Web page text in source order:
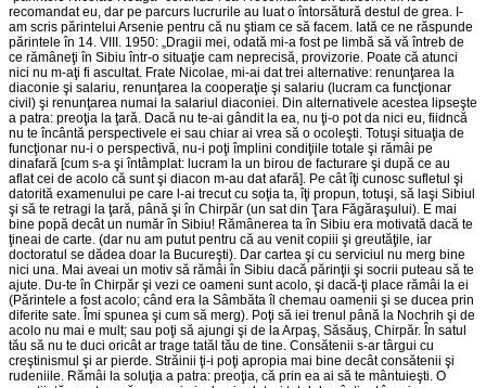
recomandat eu, dar pe parcurs lucrurile au luat o întorsătură destul de grea. I-
am scris părintelui Arsenie pentru că nu ştiam ce să facem. Iată ce ne răspunde
părintele în 14. VIII. 1950: „Dragii mei, odată mi-a fost pe limbă să vă întreb de
ce rămâneţi în Sibiu într-o situaţie cam neprecisă, provizorie. Poate că atunci
nici nu m-aţi fi ascultat. Frate Nicolae, mi-ai dat trei alternative: renunţarea la
diaconie şi salariu, renunţarea la cooperaţie şi salariu (lucram ca funcţionar
civil) şi renunţarea numai la salariul diaconiei. Din alternativele acestea lipseşte
a patra: preoţia la ţară. Dacă nu te-ai gândit la ea, nu ţi-o pot da nici eu, fiidncă
nu te încântă perspectivele ei sau chiar ai vrea să o ocoleşti. Totuşi situaţia de
funcţionar nu-i o perspectivă, nu-i poţi împlini condiţiile totale şi rămâi pe
dinafară [cum s-a şi întâmplat: lucram la un birou de facturare şi după ce au
aflat cei de acolo că sunt şi diacon m-au dat afară]. Pe cât îţi cunosc sufletul şi
datorită examenului pe care l-ai trecut cu soţia ta, îţi propun, totuşi, să laşi Sibiul
şi să te retragi la ţară, până şi în Chirpăr (un sat din Ţara Făgăraşului). E mai
bine popă decât un număr în Sibiu! Rămânerea ta în Sibiu era motivată dacă te
ţineai de carte. (dar nu am putut pentru că au venit copiii şi greutăţile, iar
doctoratul se dădea doar la Bucureşti). Dar cartea şi cu serviciul nu merg bine
nici una. Mai aveai un motiv să rămâi în Sibiu dacă părinţii şi socrii puteau să te
ajute. Du-te în Chirpăr şi vezi ce oameni sunt acolo, şi dacă-ţi place rămâi la ei
(Părintele a fost acolo; când era la Sâmbăta îl chemau oamenii şi se ducea prin
diferite sate. Îmi spunea şi cum să merg). Poţi să iei trenul până la Nochrih şi de
acolo nu mai e mult; sau poţi să ajungi şi de la Arpaş, Săsăuş, Chirpăr. În satul
tău să nu te duci oricât ar trage tatăl tău de tine. Consătenii s-ar târgui cu
creştinismul şi ar pierde. Străinii ţi-i poţi apropia mai bine decât consătenii şi
rudeniile. Rămâi la soluţia a patra: preoţia, că prin ea ai să te mântuieşti. O